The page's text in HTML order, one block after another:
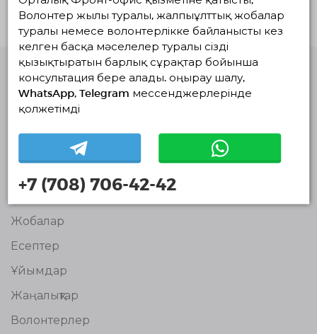
Волонтерлердің
бірыңғай
платформасы
Навигация
Біз туралы
Жобалар
Есептер
Ұйымдар
Жаңалықтар
Волонтерлер
Волонтер жылы туралы, жалпыұлттық жобалар
туралы немесе волонтерлікке байланысты кез
келген басқа мәселелер туралы сізді
қызықтыратын барлық сұрақтар бойынша
консультация бере алады. Қоңырау шалу,
WhatsApp, Telegram мессенджерлерінде
қолжетімді
+7 (708) 706-42-42